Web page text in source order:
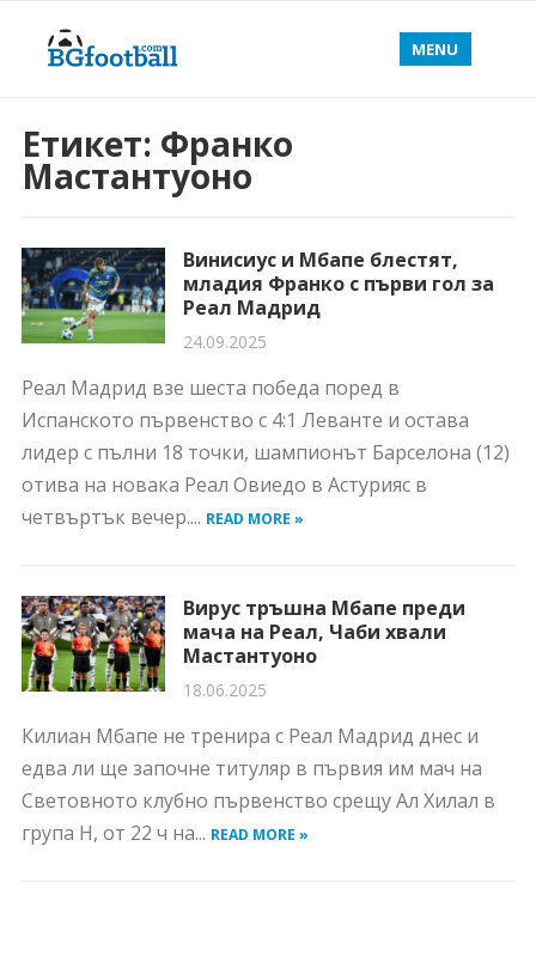
MENU
Етикет: Франко
Мастантуоно
Винисиус и Мбапе блестят,
младия Франко с първи гол за
Реал Мадрид
24.09.2025
Реал Мадрид взе шеста победа поред в
Испанското първенство с 4:1 Леванте и остава
лидер с пълни 18 точки, шампионът Барселона (12)
отива на новака Реал Овиедо в Астурияс в
четвъртък вечер.... READ MORE »
Вирус тръшна Мбапе преди
мача на Реал, Чаби хвали
Мастантуоно
18.06.2025
Килиан Мбапе не тренира с Реал Мадрид днес и
едва ли ще започне титуляр в първия им мач на
Световното клубно първенство срещу Ал Хилал в
група H, от 22 ч на... READ MORE »